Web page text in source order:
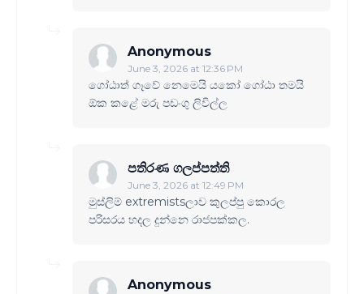
Anonymous
June 3, 2026 at 12:36 PM
ගෝඨාත් ගෑවේ නෙමෙයි යකෝ ගෝඨා තමයි
ඕක කළේ මරු පඩංගු ලිවිල්ල
පතිරණ ගලප්පත්ති
June 3, 2026 at 12:49 PM
මුස්ලිම් extremistsලාව කුලප්පු කොරල
පරිසරය හදල දුන්නෙ රාජපක්කල.
Anonymous